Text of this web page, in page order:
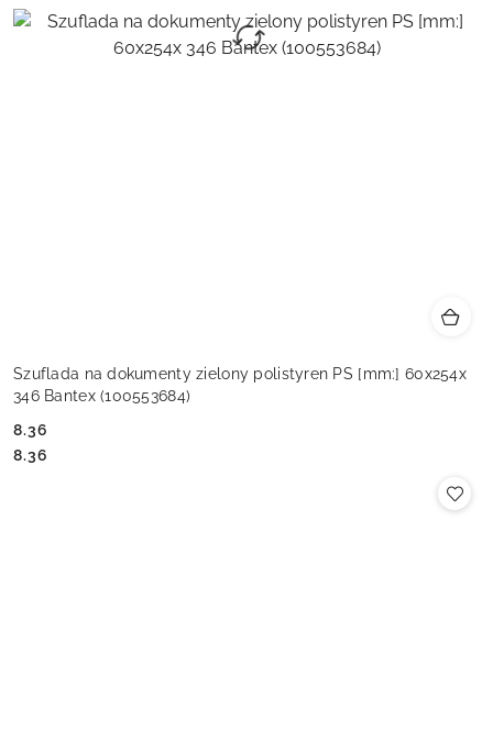
Szuflada na dokumenty zielony polistyren PS [mm:] 60x254x
346 Bantex (100553684)
Cena:
8.36
Cena:
8.36